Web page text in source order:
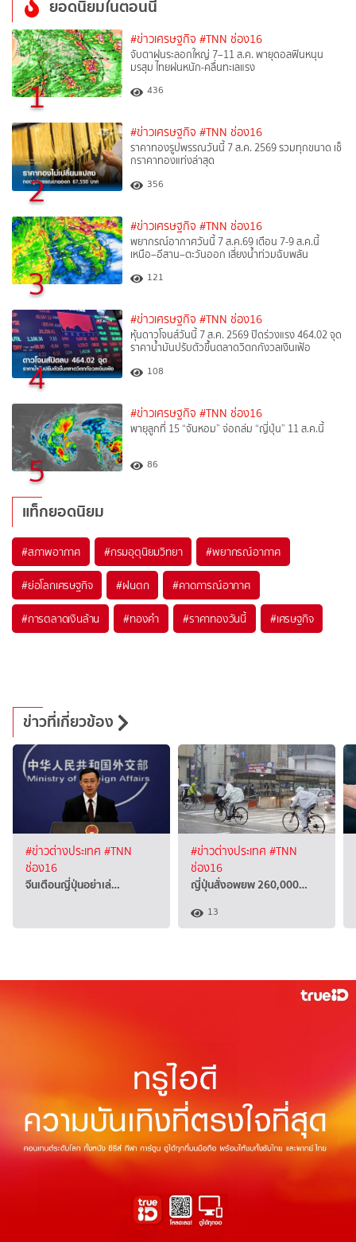
ยอดนิยมในตอนนี้
1
#ข่าวเศรษฐกิจ #TNN ช่อง16
จับตาฝนระลอกใหญ่ 7–11 ส.ค. พายุดอลฟินหนุน
มรสุม ไทยฝนหนัก-คลื่นทะเลแรง
436
2
#ข่าวเศรษฐกิจ #TNN ช่อง16
ราคาทองรูปพรรณวันนี้ 7 ส.ค. 2569 รวมทุกขนาด เช็
กราคาทองแท่งล่าสุด
356
3
#ข่าวเศรษฐกิจ #TNN ช่อง16
พยากรณ์อากาศวันนี้ 7 ส.ค.69 เตือน 7-9 ส.ค.นี้
เหนือ–อีสาน–ตะวันออก เสี่ยงน้ำท่วมฉับพลัน
121
4
#ข่าวเศรษฐกิจ #TNN ช่อง16
หุ้นดาวโจนส์วันนี้ 7 ส.ค. 2569 ปิดร่วงแรง 464.02 จุด
ราคาน้ำมันปรับตัวขึ้นตลาดวิตกกังวลเงินเฟ้อ
108
5
#ข่าวเศรษฐกิจ #TNN ช่อง16
พายุลูกที่ 15 “จันหอม” จ่อถล่ม “ญี่ปุ่น” 11 ส.ค.นี้
86
แท็กยอดนิยม
#สภาพอากาศ #กรมอุตุนิยมวิทยา #พยากรณ์อากาศ
#ย่อโลกเศรษฐกิจ #ฝนตก #คาดการณ์อากาศ
#การตลาดเงินล้าน #ทองคำ #ราคาทองวันนี้ #เศรษฐกิจ
ข่าวที่เกี่ยวข้อง
#ข่าวต่างประเทศ #TNN
ช่อง16
จีนเตือนญี่ปุ่นอย่าเล่…
#ข่าวต่างประเทศ #TNN
ช่อง16
ญี่ปุ่นสั่งอพยพ 260,000…
13